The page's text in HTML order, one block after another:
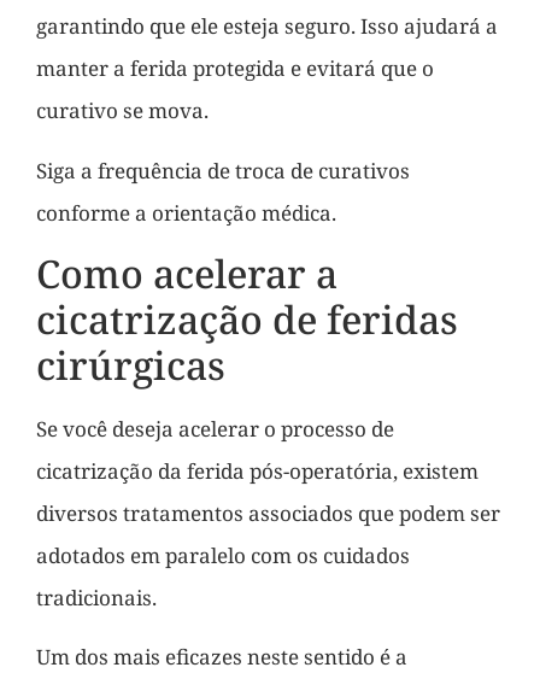
garantindo que ele esteja seguro. Isso ajudará a
manter a ferida protegida e evitará que o
curativo se mova.
Siga a frequência de troca de curativos
conforme a orientação médica.
Como acelerar a
cicatrização de feridas
cirúrgicas
Se você deseja acelerar o processo de
cicatrização da ferida pós-operatória, existem
diversos tratamentos associados que podem ser
adotados em paralelo com os cuidados
tradicionais.
Um dos mais eficazes neste sentido é a